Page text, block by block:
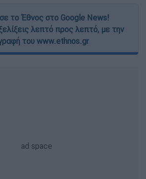
το Έθνος στο Google News!
λεπτό προς λεπτό, με την
του www.ethnos.gr